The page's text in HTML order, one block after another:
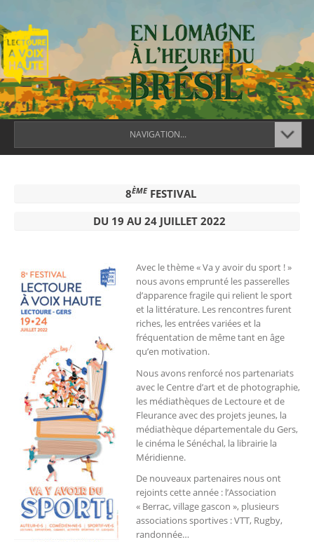
NAVIGATION...
8ÈME FESTIVAL
DU 19 AU 24 JUILLET 2022
Avec le thème « Va y avoir du sport ! »
nous avons emprunté les passerelles
d’apparence fragile qui relient le sport
et la littérature. Les rencontres furent
riches, les entrées variées et la
fréquentation de même tant en âge
qu’en motivation.
Nous avons renforcé nos partenariats
avec le Centre d’art et de photographie,
les médiathèques de Lectoure et de
Fleurance avec des projets jeunes, la
médiathèque départementale du Gers,
le cinéma le Sénéchal, la librairie la
Méridienne.
De nouveaux partenaires nous ont
rejoints cette année : l’Association
« Berrac, village gascon », plusieurs
associations sportives : VTT, Rugby,
randonnée…